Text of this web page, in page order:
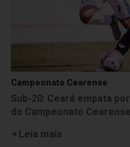
Campeonato Cearense
Sub-20: Ceará empata
do Campeonato Cearense
Leia mais